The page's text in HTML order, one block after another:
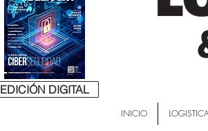
EDICIÓN DIGITAL
INICIO